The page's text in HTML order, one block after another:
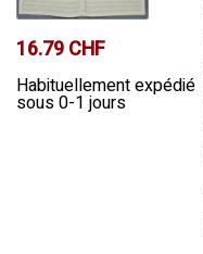
16.79 CHF
Habituellement expédié
sous 0-1 jours